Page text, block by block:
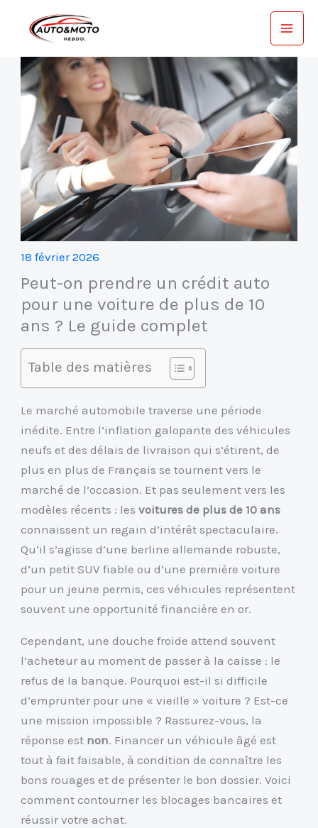
18 février 2026
Peut-on prendre un crédit auto
pour une voiture de plus de 10
ans ? Le guide complet
Table des matières
Le marché automobile traverse une période
inédite. Entre l’inflation galopante des véhicules
neufs et des délais de livraison qui s’étirent, de
plus en plus de Français se tournent vers le
marché de l’occasion. Et pas seulement vers les
modèles récents : lesvoitures de plus de 10 ans
connaissent un regain d’intérêt spectaculaire.
Qu’il s’agisse d’une berline allemande robuste,
d’un petit SUV fiable ou d’une première voiture
pour un jeune permis, ces véhicules représentent
souvent une opportunité financière en or.
Cependant, une douche froide attend souvent
l’acheteur au moment de passer à la caisse : le
refus de la banque. Pourquoi est-il si difficile
d’emprunter pour une « vieille » voiture ? Est-ce
une mission impossible ? Rassurez-vous, la
réponse est non. Financer un véhicule âgé est
tout à fait faisable, à condition de connaître les
bons rouages et de présenter le bon dossier. Voici
comment contourner les blocages bancaires et
réussir votre achat.